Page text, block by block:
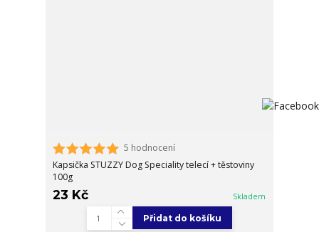
5 hodnocení
Kapsička STUZZY Dog Speciality telecí + těstoviny
100g
23 Kč Skladem
Přidat do košíku